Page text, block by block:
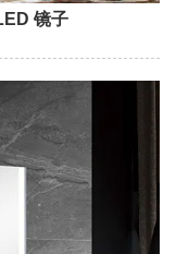
镜子